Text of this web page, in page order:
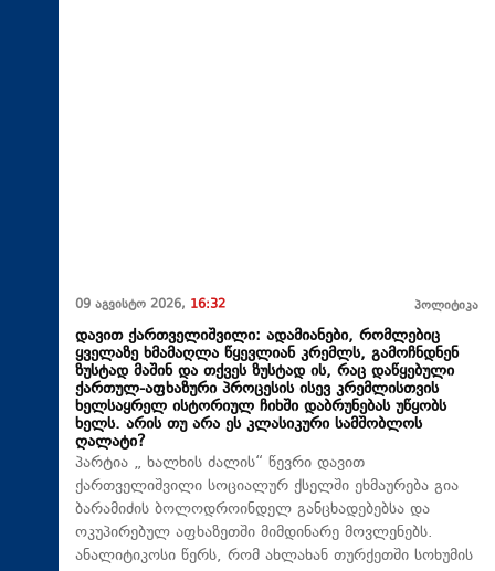
09 აგვისტო 2026, 16:32 პოლიტიკა
დავით ქართველიშვილი: ადამიანები, რომლებიც
ყველაზე ხმამაღლა წყევლიან კრემლს, გამოჩნდნენ
ზუსტად მაშინ და თქვეს ზუსტად ის, რაც დაწყებული
ქართულ-აფხაზური პროცესის ისევ კრემლისთვის
ხელსაყრელ ისტორიულ ჩიხში დაბრუნებას უწყობს
ხელს. არის თუ არა ეს კლასიკური სამშობლოს
ღალატი?
პარტია „ ხალხის ძალის“ წევრი დავით
ქართველიშვილი სოციალურ ქსელში ეხმაურება გია
ბარამიძის ბოლოდროინდელ განცხადებებსა და
ოკუპირებულ აფხაზეთში მიმდინარე მოვლენებს.
ანალიტიკოსი წერს, რომ ახლახან თურქეთში სოხუმის